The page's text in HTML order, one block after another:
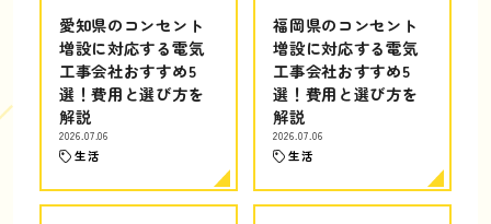
愛知県のコンセント
増設に対応する電気
工事会社おすすめ5
選！費用と選び方を
解説
2026.07.06
生活
福岡県のコンセント
増設に対応する電気
工事会社おすすめ5
選！費用と選び方を
解説
2026.07.06
生活